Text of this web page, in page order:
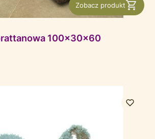
Zobacz produkt
100x30x60